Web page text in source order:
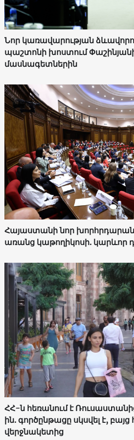
Նոր կառավարության
պաշտոնի խոստում
մասնագետներին
Հայաստանի նոր
առանց կաթողիկոսի. կարևոր
ՀՀ-ն հեռանում է
ին. գործընթացը սկսվել է, բայց
վերջնակետից